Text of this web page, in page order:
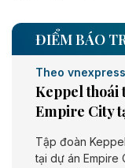
ĐIỂM BÁO
Theo
Keppel thoái
Empire City
Tập đoàn
tại dự án Empire